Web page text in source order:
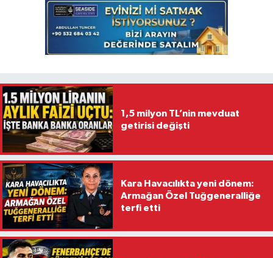
1,5 milyon TL’nin mevduat
getirisi değişti
Kara Havacılıkta yeni dönem:
Armağan Özel Tuğgeneralliğe
terfi etti